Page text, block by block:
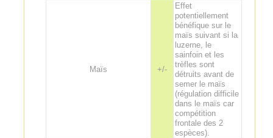
Maïs +/-
Effet
potentiellement
bénéfique sur le
maïs suivant si la
luzerne, le
sainfoin et les
trèfles sont
détruits avant de
semer le maïs
(régulation difficile
dans le maïs car
compétition
frontale des 2
espèces).